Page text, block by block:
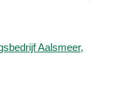
Aalsmeer,